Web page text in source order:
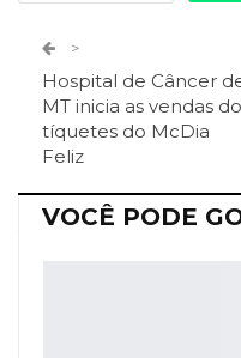
ReddIt
Facebook Messenger
>
Hospital de Câncer
MT inicia as vendas
tíquetes do McDia
Feliz
VOCÊ PODE